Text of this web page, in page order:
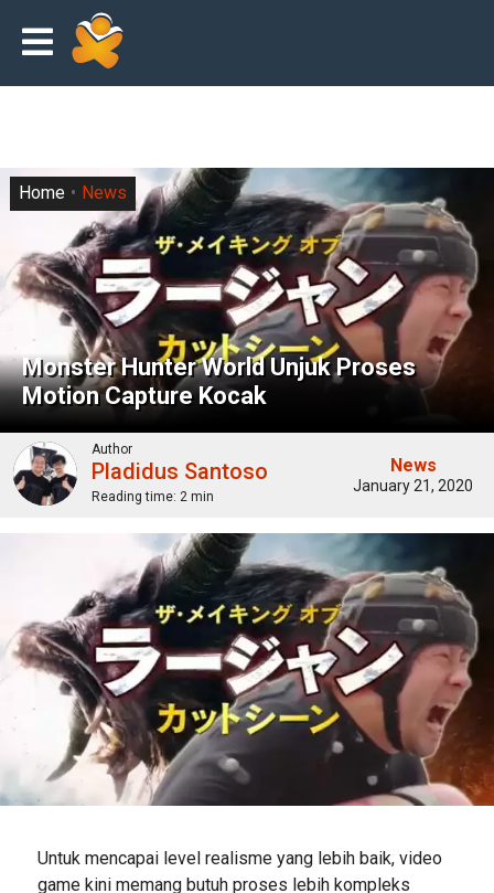
Monster Hunter World Unjuk Proses
Motion Capture Kocak
Home News
Author
Pladidus Santoso
Reading time: 2 min
News
January 21, 2020
Untuk mencapai level realisme yang lebih baik, video
game kini memang butuh proses lebih kompleks